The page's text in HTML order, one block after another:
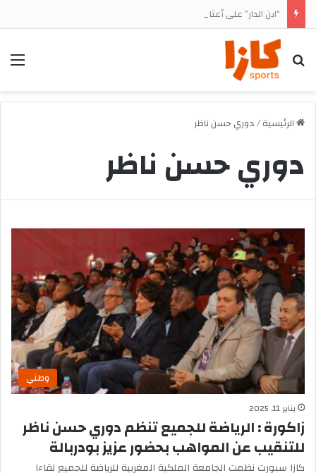
بحث
الرئيسية/دوري حسن ناظر
دوري حسن ناظر
وطني
يناير 11, 2025
زاكورة : الرياضة للجميع تنظم دوري حسن ناظر
للتنقيب عن المواهب بحضور عزيز بودربالة
كازا سبورت نظمت الجامعة الملكية المغربية للرياضة للجميع لقاءا